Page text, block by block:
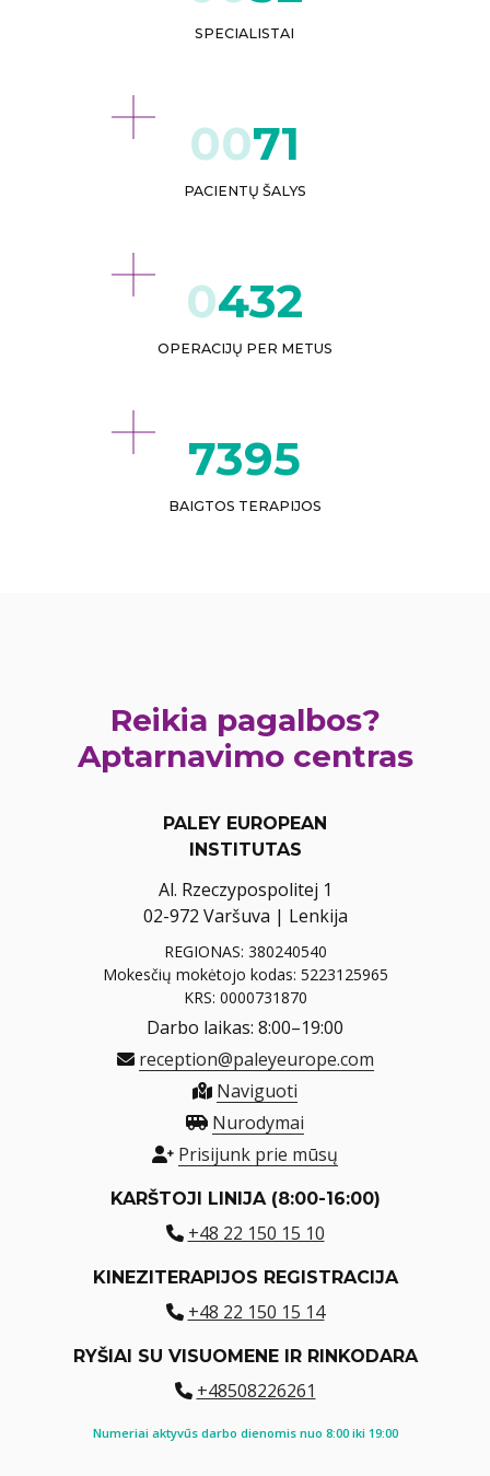
SPECIALISTAI
71
PACIENTŲ ŠALYS
432
OPERACIJŲ PER METUS
8993
BAIGTOS TERAPIJOS
Reikia pagalbos?
Aptarnavimo centras
PALEY EUROPEAN
INSTITUTAS
Al. Rzeczypospolitej 1
02-972 Varšuva | Lenkija
REGIONAS: 380240540
Mokesčių mokėtojo kodas: 5223125965
KRS: 0000731870
Darbo laikas: 8:00–19:00
reception@paleyeurope.com
Naviguoti
Nurodymai
Prisijunk prie mūsų
KARŠTOJI LINIJA (8:00-16:00)
+48 22 150 15 10
KINEZITERAPIJOS REGISTRACIJA
+48 22 150 15 14
RYŠIAI SU VISUOMENE IR RINKODARA
+48508226261
Numeriai aktyvūs darbo dienomis nuo 8:00 iki 19:00